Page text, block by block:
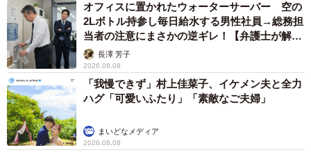
オフィスに置かれたウォーターサーバー 空の
2Lボトル持参し毎日給水する男性社員→総務担
当者の注意にまさかの逆ギレ！【弁護士が解
説】長澤 芳子
2026.08.08
「我慢できず」村上佳菜子、イケメン夫と全力
ハグ「可愛いふたり」「素敵なご夫婦」
まいどなメディア
2026.08.08